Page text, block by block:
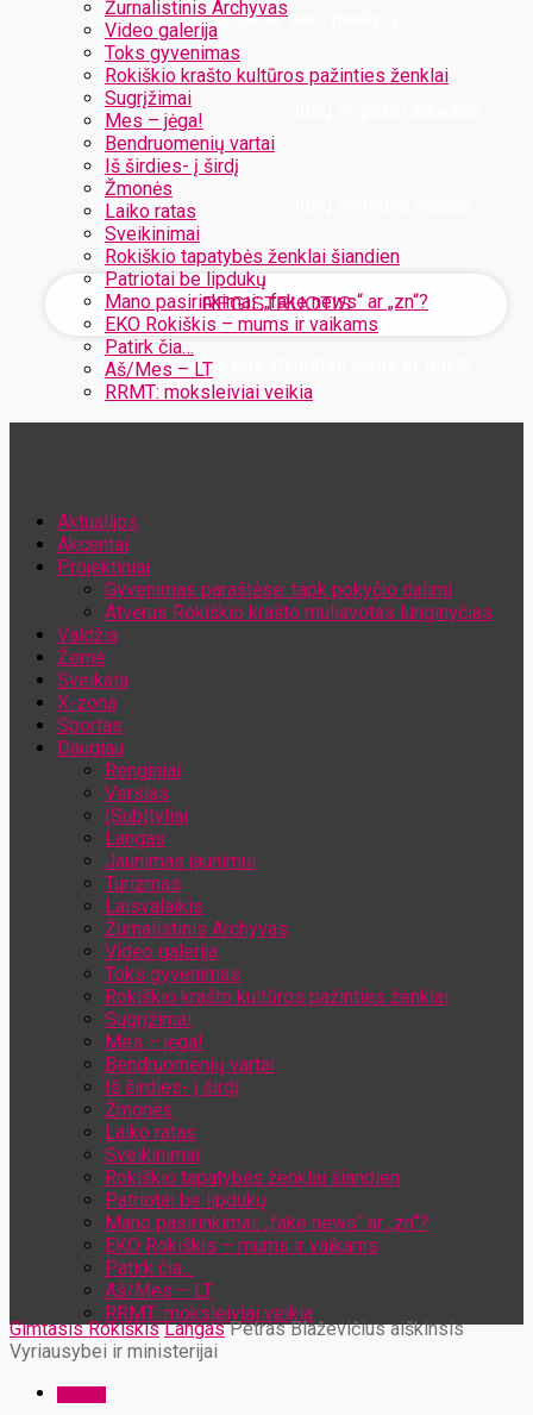
Žurnalistinis Archyvas
Video galerija
Toks gyvenimas
Rokiškio krašto kultūros pažinties ženklai
Sugrįžimai
Mes – jėga!
Bendruomenių vartai
Iš širdies- į širdį
Žmonės
Laiko ratas
Sveikinimai
Rokiškio tapatybės ženklai šiandien
Patriotai be lipdukų
Mano pasirinkimai: „fake news“ ar „zn“?
EKO Rokiškis – mums ir vaikams
Patirk čia…
Aš/Mes – LT
RRMT: moksleiviai veikia
Užregistruokite savo paskyrą
Jūsų slaptažodis bus atsiųstas Jums el. paštu
Aktualijos
Akcentai
Projektiniai
Gyvenimas paraštėse: tapk pokyčio dalimi
Atvėrus Rokiškio krašto muliavotas lunginyčias
Valdžia
Žemė
Sveikata
X-zona
Sportas
Daugiau
Renginiai
Verslas
(Sub)tyliai
Langas
Jaunimas jaunimui
Turizmas
Laisvalaikis
Žurnalistinis Archyvas
Video galerija
Toks gyvenimas
Rokiškio krašto kultūros pažinties ženklai
Sugrįžimai
Mes – jėga!
Bendruomenių vartai
Iš širdies- į širdį
Žmonės
Laiko ratas
Sveikinimai
Rokiškio tapatybės ženklai šiandien
Patriotai be lipdukų
Mano pasirinkimai: „fake news“ ar „zn“?
EKO Rokiškis – mums ir vaikams
Patirk čia…
Aš/Mes – LT
RRMT: moksleiviai veikia
Gimtasis Rokiškis Langas Petras Blaževičius aiškinsis
Vyriausybei ir ministerijai